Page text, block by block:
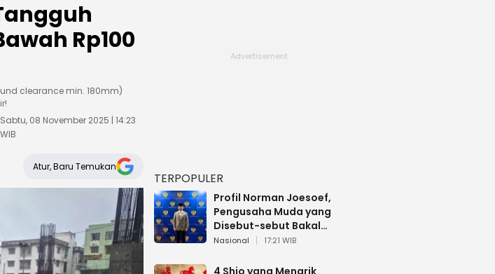
Rp100
clearance min. 180mm)
Sabtu, 08 November 2025 | 14:23
WIB
Atur, Baru Temukan
TERPOPULER
Profil Norman Joesoef,
Pengusaha Muda yang
Disebut-sebut Bakal
Dilantik Jadi Wamenhan RI
Nasional 17:21 WIB
4 Shio yang Menarik